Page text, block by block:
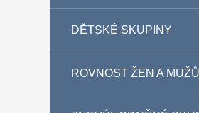
DĚTSKÉ SKUPINY
ROVNOST ŽEN A MUŽŮ